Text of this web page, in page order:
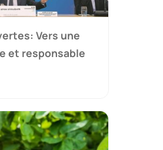
Vers une
et responsable